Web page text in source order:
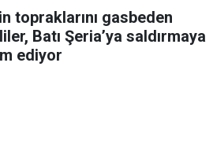
topraklarını gasbeden
Batı Şeria’ya saldırmaya
ediyor